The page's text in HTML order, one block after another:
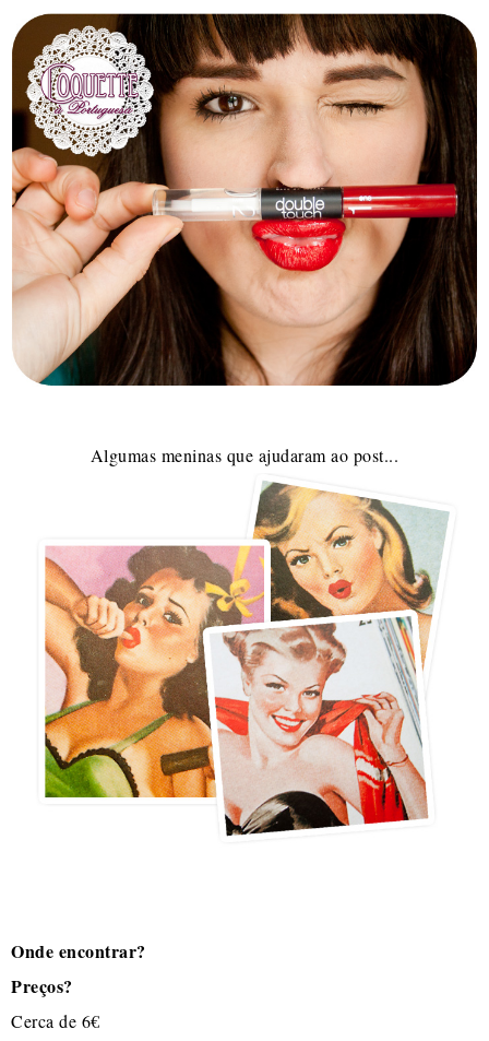
Algumas meninas que ajudaram ao post...
Onde encontrar?
Preços?
Cerca de 6€